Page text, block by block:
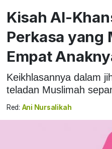
Kisah Al-
Perkasa yang
Empat
Keikhlasannya dalam
teladan Muslimah
Red: Ani Nursalikah